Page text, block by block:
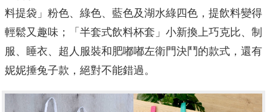
料提袋」粉色、綠色、藍色及湖水綠四色，提飲料變得
輕鬆又趣味；「半套式飲料杯套」小新換上巧克比、制
服、睡衣、超人服裝和肥嘟嘟左衛門決鬥的款式，還有
妮妮捶兔子款，絕對不能錯過。